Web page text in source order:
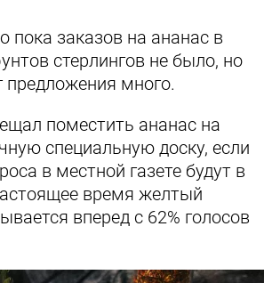
пока заказов на ананас в
стерлингов не было, но
предложения много.
поместить ананас на
специальную доску, если
в местной газете будут в
время желтый
вперед с 62% голосов